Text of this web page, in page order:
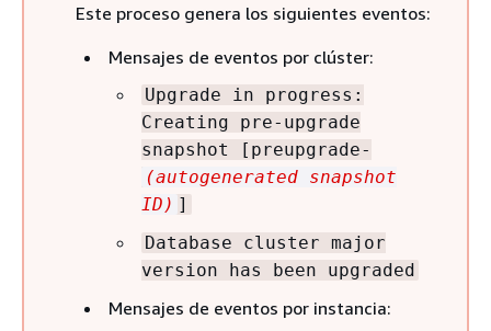
Este proceso genera los siguientes eventos:
Mensajes de eventos por clúster:
Upgrade in progress:
Creating pre-upgrade
snapshot [preupgrade-
(autogenerated snapshot
ID) ]
Database cluster major
version has been upgraded
Mensajes de eventos por instancia: